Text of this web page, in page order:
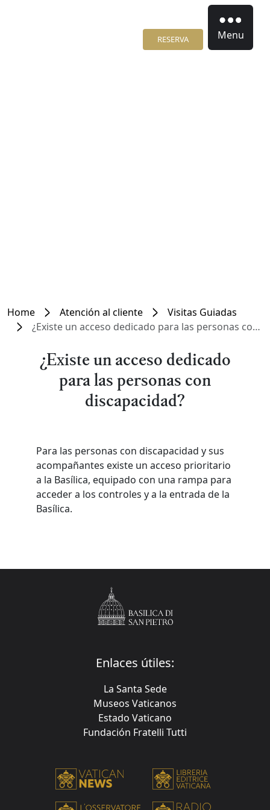
RESERVA Menu
Home Atención al cliente
Visitas Guiadas
¿Existe un acceso dedicado para las personas con discapacidad?
¿Existe un acceso dedicado
para las personas con
discapacidad?
Para las personas con discapacidad y sus
acompañantes existe un acceso prioritario
a la Basílica, equipado con una rampa para
acceder a los controles y a la entrada de la
Basílica.
Enlaces útiles:
La Santa Sede
Museos Vaticanos
Estado Vaticano
Fundación Fratelli Tutti